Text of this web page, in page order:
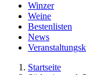
Winzer
Weine
Bestenlisten
News
Startseite